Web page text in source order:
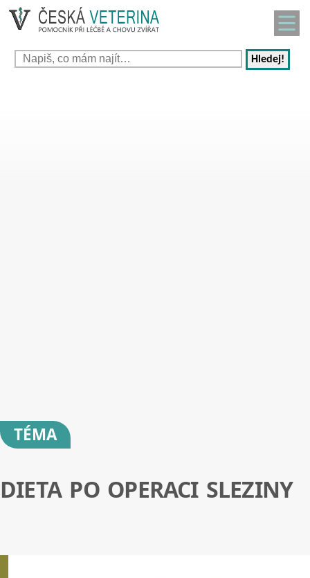
Hledej!
TÉMA
DIETA PO OPERACI SLEZINY